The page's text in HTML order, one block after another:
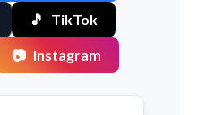
🎵 TikTok
📷 Instagram